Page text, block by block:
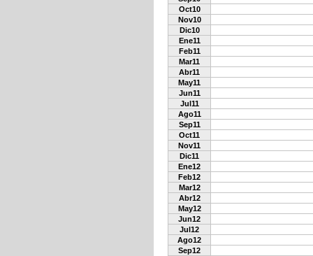
Oct10
Nov10
Dic10
Ene11
Feb11
Mar11
Abr11
May11
Jun11
Jul11
Ago11
Sep11
Oct11
Nov11
Dic11
Ene12
Feb12
Mar12
Abr12
May12
Jun12
Jul12
Ago12
Sep12